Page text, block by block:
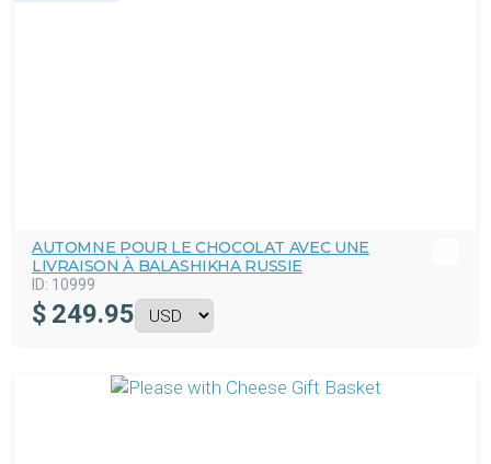
AUTOMNE POUR LE CHOCOLAT AVEC UNE
LIVRAISON À BALASHIKHA RUSSIE
ID: 10999
$ 249.95